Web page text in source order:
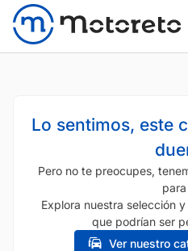
Lo sentimos, este
Pero no te preocupes,
Explora nuestra selección
que podrían ser
Ver nuestro